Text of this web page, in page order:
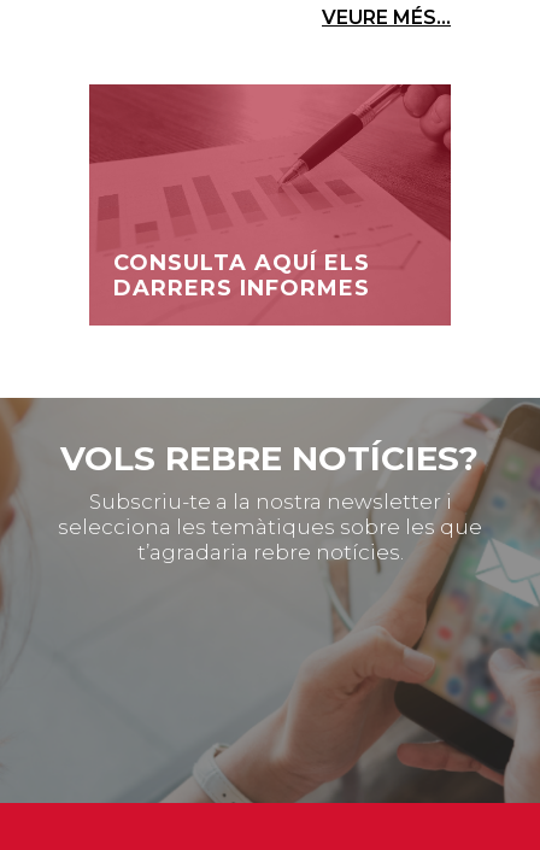
VEURE MÉS...
CONSULTA AQUÍ ELS
DARRERS INFORMES
VOLS REBRE NOTÍCIES?
Subscriu-te a la nostra newsletter i
selecciona les temàtiques sobre les que
t’agradaria rebre notícies.